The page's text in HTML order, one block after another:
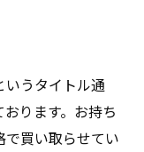
うタイトル通
ります。お持ち
買い取らせてい